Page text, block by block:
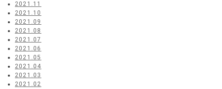
2021.11
2021.10
2021.09
2021.08
2021.07
2021.06
2021.05
2021.04
2021.03
2021.02